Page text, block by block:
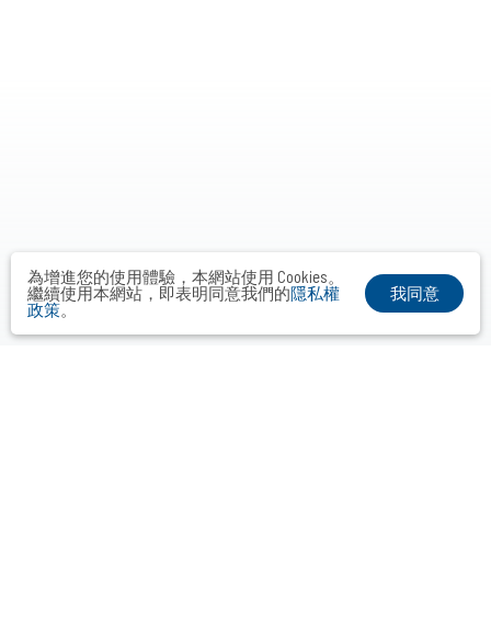
為增進您的使用體驗，本網站使用 Cookies。
繼續使用本網站，即表明同意我們的隱私權
政策。
我同意